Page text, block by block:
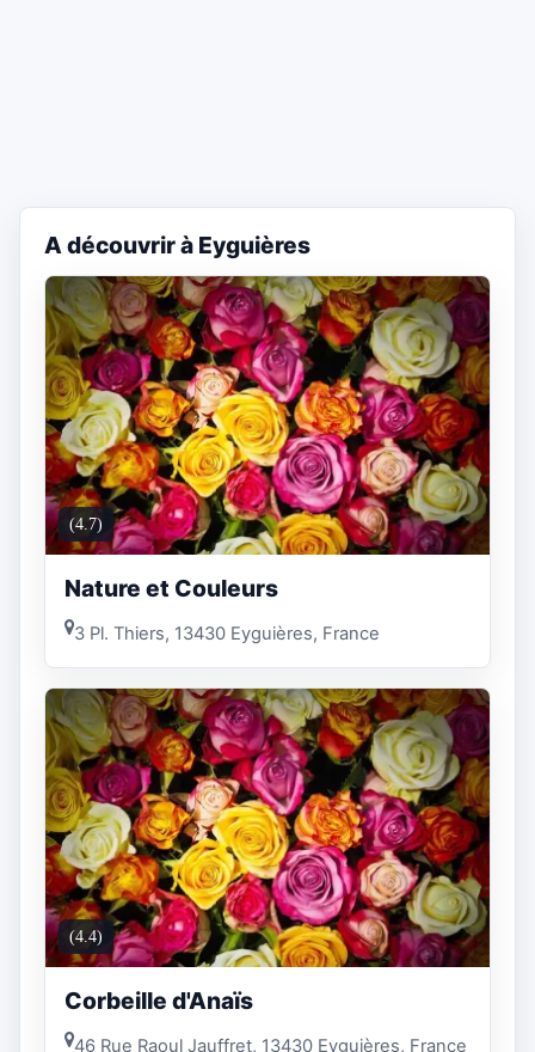
A découvrir à Eyguières
(4.7)
Nature et Couleurs
3 Pl. Thiers, 13430 Eyguières, France
(4.4)
Corbeille d'Anaïs
46 Rue Raoul Jauffret, 13430 Eyguières, France